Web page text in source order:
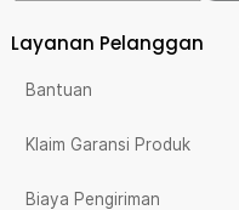
Layanan Pelanggan
Bantuan
Klaim Garansi Produk
Biaya Pengiriman